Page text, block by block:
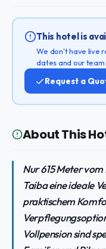
This hotel is
We don't have live
dates and our
Request a
About This
Nur 615 Meter
Taiba eine ideale
praktischem
Vollpension sind